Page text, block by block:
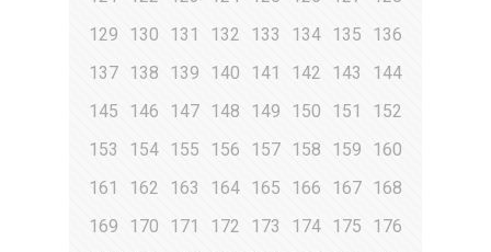
129
130 131 132 133 134 135
136
137 138 139 140 141 142 143
144
145
146 147 148 149 150 151
152
153
154 155 156 157 158 159
160
161
162 163 164 165 166 167 168
169
170 171 172 173 174 175
176